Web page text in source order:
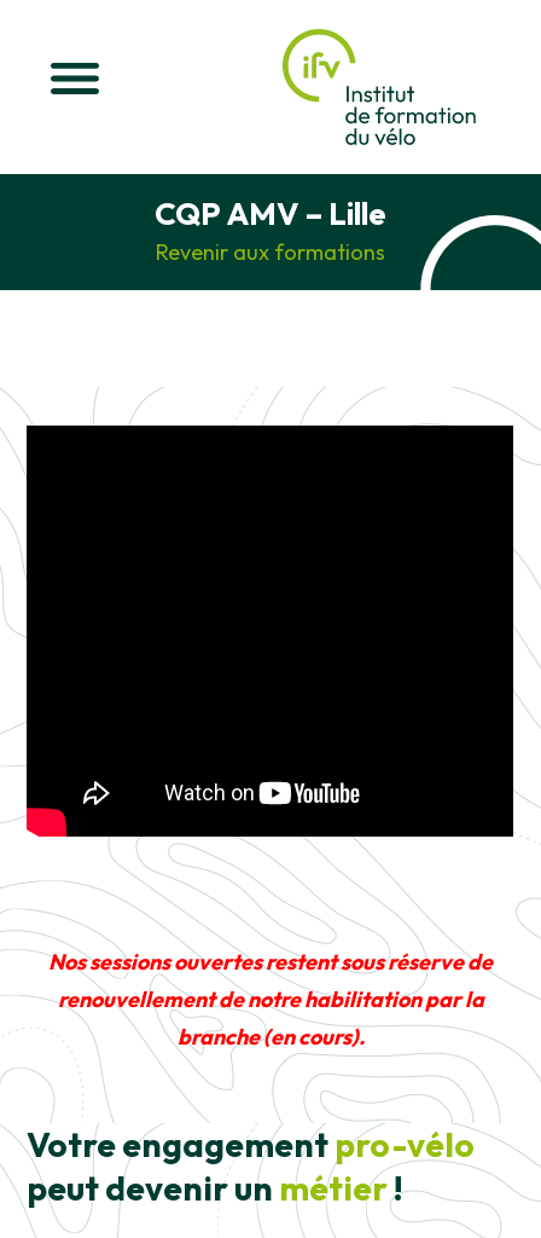
CQP AMV – Lille
Revenir aux formations
Nos sessions ouvertes restent sous réserve de
renouvellement de notre habilitation par la
branche (en cours).
Votre engagement pro-vélo
peut devenir un métier!